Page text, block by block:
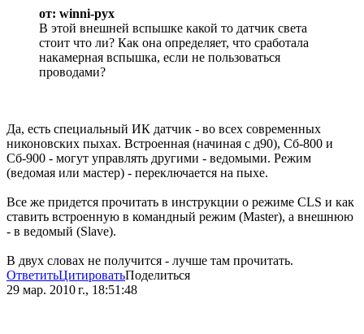
от: winni-pyx
В этой внешней вспышке какой то датчик света
стоит что ли? Как она определяет, что сработала
накамерная вспышка, если не пользоваться
проводами?
Да, есть специальный ИК датчик - во всех современных
никоновских пыхах. Встроенная (начиная с д90), Сб-800 и
Сб-900 - могут управлять другими - ведомыми. Режим
(ведомая или мастер) - переключается на пыхе.
Все же придется прочитать в инструкции о режиме CLS и как
ставить встроенную в командный режим (Master), а внешнюю
- в ведомый (Slave).
В двух словах не получится - лучше там прочитать.
ОтветитьЦитироватьПоделиться
29 мар. 2010 г., 18:51:48